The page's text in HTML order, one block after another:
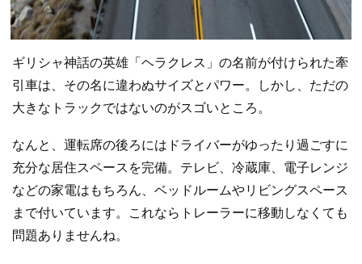
ギリシャ神話の英雄「ヘラクレス」の名前が付けられた牽
引車は、その名に違わぬサイズとパワー。しかし、ただの
大きなトラックではないのがスゴいところ。
なんと、運転席の後ろにはドライバーがゆったり過ごすに
充分な居住スペースを完備。テレビ、冷蔵庫、電子レンジ
などの家電はもちろん、ベッドルームやリビングスペース
まで付いています。これならトレーラーに移動しなくても
問題ありませんね。